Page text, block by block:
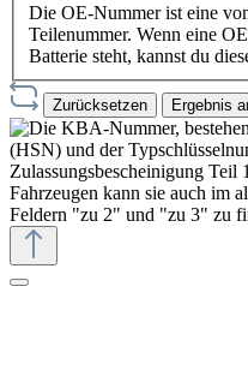
Die OE-Nummer ist eine
Teilenummer. Wenn eine
Batterie steht, kannst du